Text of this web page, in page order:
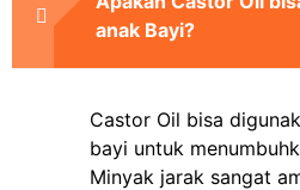
anak Bayi?
Castor Oil bisa
bayi untuk
Minyak jarak sangat